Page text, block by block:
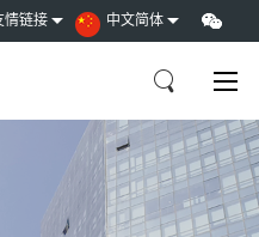
情链接 中文简体